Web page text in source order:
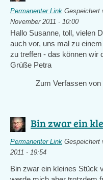
Permanenter Link Gespeichert
November 2011 - 10:00
Hallo Susanne, toll, vielen
auch vor, uns mal zu
zu treffen - das können wir
Grüße Petra
Zum Verfassen
Bin zwar ein
Permanenter Link Gespeichert
2011 - 19:54
Bin zwar ein kleines Stück